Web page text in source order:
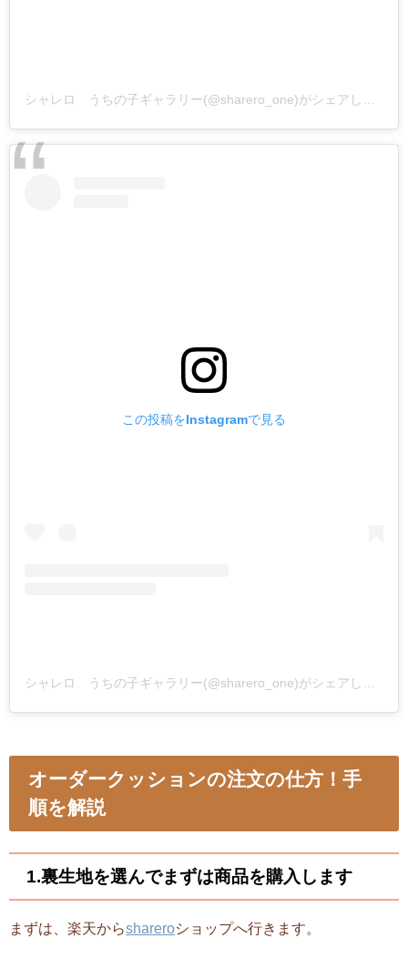
この投稿をInstagramで見る
オーダークッションの注文の仕方！手
順を解説
1.裏生地を選んでまずは商品を購入します
まずは、楽天からshareroショップへ行きます。